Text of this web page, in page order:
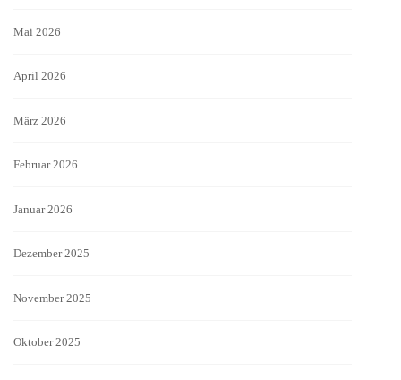
Mai 2026
April 2026
März 2026
Februar 2026
Januar 2026
Dezember 2025
November 2025
Oktober 2025